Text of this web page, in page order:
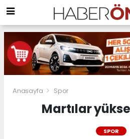
Anasayfa Spor
Martılar
SPOR